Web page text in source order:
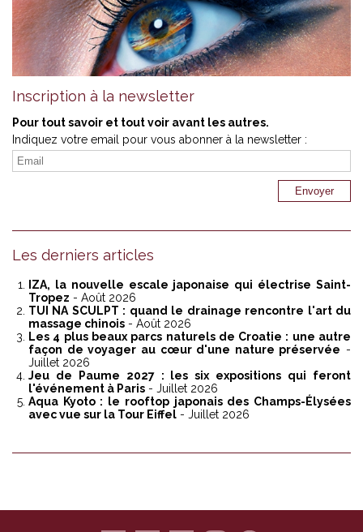
Inscription à la newsletter
Pour tout savoir et tout voir avant les autres.
Indiquez votre email pour vous abonner à la newsletter :
Les derniers articles
IZA, la nouvelle escale japonaise qui électrise Saint-
Tropez - Août 2026
TUI NA SCULPT : quand le drainage rencontre l'art du
massage chinois - Août 2026
Les 4 plus beaux parcs naturels de Croatie : une autre
façon de voyager au cœur d'une nature préservée -
Juillet 2026
Jeu de Paume 2027 : les six expositions qui feront
l'événement à Paris - Juillet 2026
Aqua Kyoto : le rooftop japonais des Champs-Élysées
avec vue sur la Tour Eiffel - Juillet 2026